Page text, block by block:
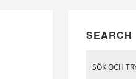
SEARCH